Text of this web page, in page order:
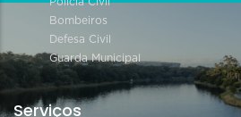
Bombeiros
Defesa Civil
Guarda Municipal
Serviços